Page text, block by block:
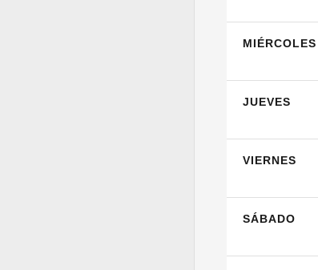
MIÉRCOLES
JUEVES
VIERNES
SÁBADO